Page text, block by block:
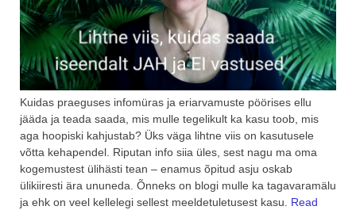
Kuidas praeguses infomüras ja eriarvamuste pöörises ellu
jääda ja teada saada, mis mulle tegelikult ka kasu toob, mis
aga hoopiski kahjustab? Üks väga lihtne viis on kasutusele
võtta kehapendel. Riputan info siia üles, sest nagu ma oma
kogemustest ülihästi tean – enamus õpitud asju oskab
ülikiiresti ära ununeda. Õnneks on blogi mulle ka tagavaramälu
ja ehk on veel kellelegi sellest meeldetuletusest kasu. Read